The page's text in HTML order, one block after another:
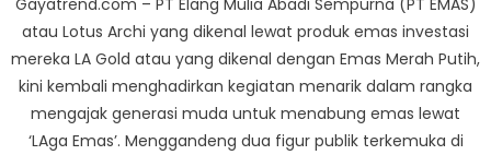
atau ​Lotus Archi yang dikenal lewat produk emas investasi
mereka LA Gold atau yang dikenal dengan Emas Merah Putih,
kini kembali menghadirkan kegiatan menarik dalam rangka
mengajak generasi muda untuk menabung emas lewat
‘LAga Emas’. Menggandeng dua figur publik terkemuka di